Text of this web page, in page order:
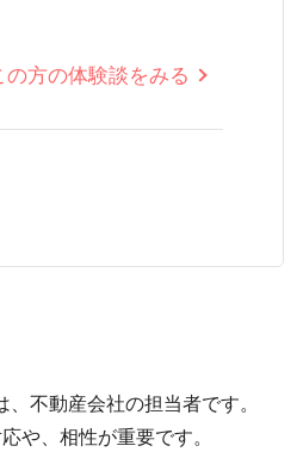
の方の体験談をみる
不動産会社の担当者です。
や、相性が重要です。